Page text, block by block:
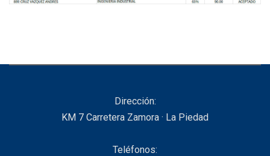
Dirección:
KM 7 Carretera Zamora · La Piedad
Teléfonos: